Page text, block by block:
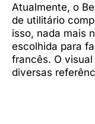
Atualmente, o
de utilitário
isso, nada mais
escolhida para
francês. O
diversas